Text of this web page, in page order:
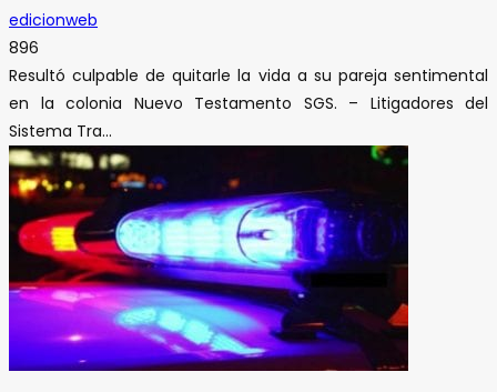
edicionweb
896
Resultó culpable de quitarle la vida a su pareja sentimental
en la colonia Nuevo Testamento SGS. – Litigadores del
Sistema Tra...